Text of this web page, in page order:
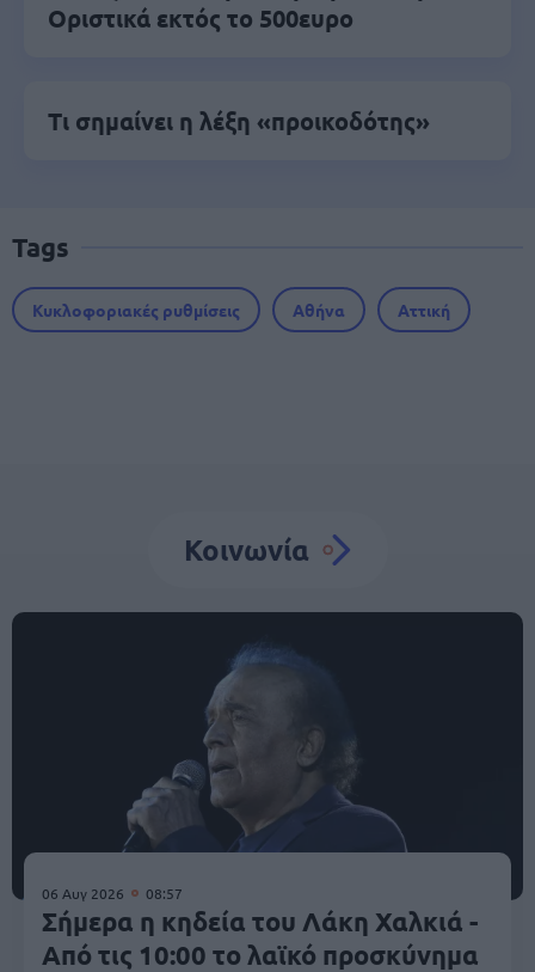
Οριστικά εκτός το 500ευρο
Τι σημαίνει η λέξη «προικοδότης»
Tags
Κυκλοφοριακές ρυθμίσεις Αθήνα Αττική
Κοινωνία
06 Αυγ 2026 08:57
Σήμερα η κηδεία του Λάκη Χαλκιά -
Από τις 10:00 το λαϊκό προσκύνημα